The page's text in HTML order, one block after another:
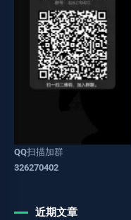
QQ扫描加群
326270402
近期文章